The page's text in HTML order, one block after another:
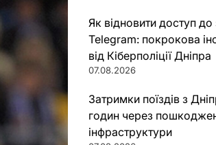
Як відновити доступ
Telegram: покрокова
від Кіберполіції Дніпра
07.08.2026
Затримки поїздів з
годин через
інфраструктури